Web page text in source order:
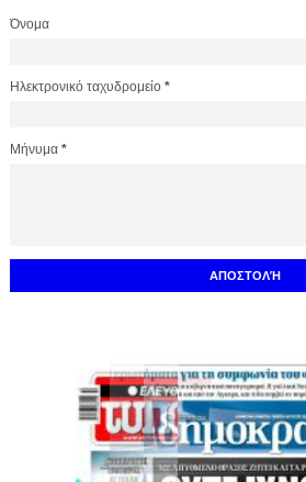
Όνομα
Ηλεκτρονικό ταχυδρομείο *
Μήνυμα *